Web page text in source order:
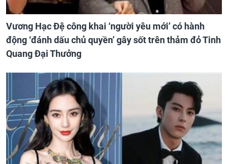
Vương Hạc Đệ công khai ‘người yêu mới’ có hành
động ‘đánh dấu chủ quyền’ gây sốt trên thảm đỏ Tinh
Quang Đại Thưởng